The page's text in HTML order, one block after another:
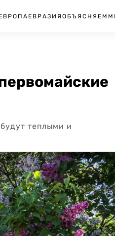
ЕВРАЗИЯ ОБЪЯСНЯЕМ
теплыми и